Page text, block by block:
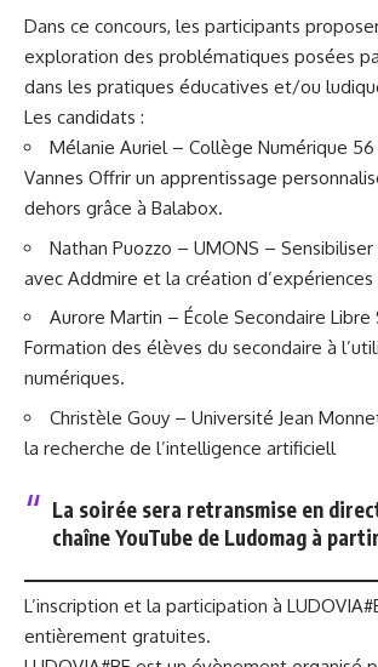
Dans ce concours, les participants
exploration des problématiques posées
dans les pratiques éducatives et/ou
Les candidats :
Mélanie Auriel – Collège Numérique
Vannes Offrir un apprentissage
dehors grâce à Balabox.
Nathan Puozzo – UMONS –
avec Addmire et la création d’expériences
Aurore Martin – École Secondaire
Formation des élèves du secondaire à
numériques.
Christèle Gouy – Université Jean
la recherche de l’intelligence artificiell
La soirée sera retransmise en
chaîne YouTube de Ludomagà partir
L’inscription et la participation à
entièrement gratuites.